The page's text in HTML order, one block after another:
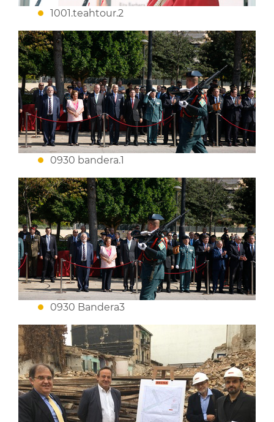
1001.teahtour.2
0930 bandera.1
0930 Bandera3